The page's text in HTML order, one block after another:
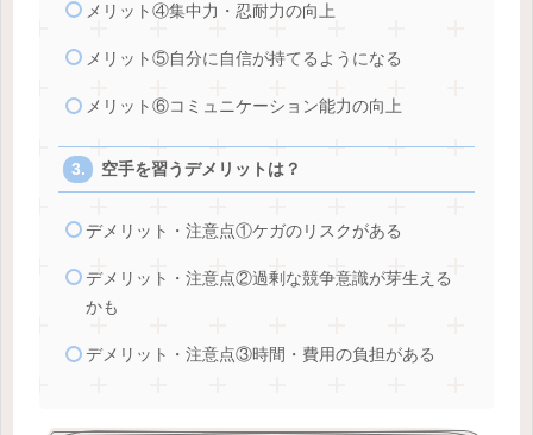
メリット④集中力・忍耐力の向上
メリット⑤自分に自信が持てるようになる
メリット⑥コミュニケーション能力の向上
空手を習うデメリットは？
デメリット・注意点①ケガのリスクがある
デメリット・注意点②過剰な競争意識が芽生える
かも
デメリット・注意点③時間・費用の負担がある